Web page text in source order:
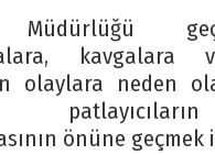
Müdürlüğü
kavgalara
olaylara neden
önüne